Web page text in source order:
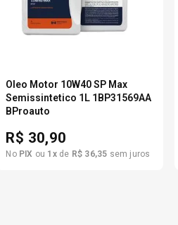
Oleo Motor 10W40 SP Max
Semissintetico 1L 1BP31569AA
BProauto
R$ 30,90
No PIX ou 1 xde R$ 36,35 sem juros
8º 185 60r15